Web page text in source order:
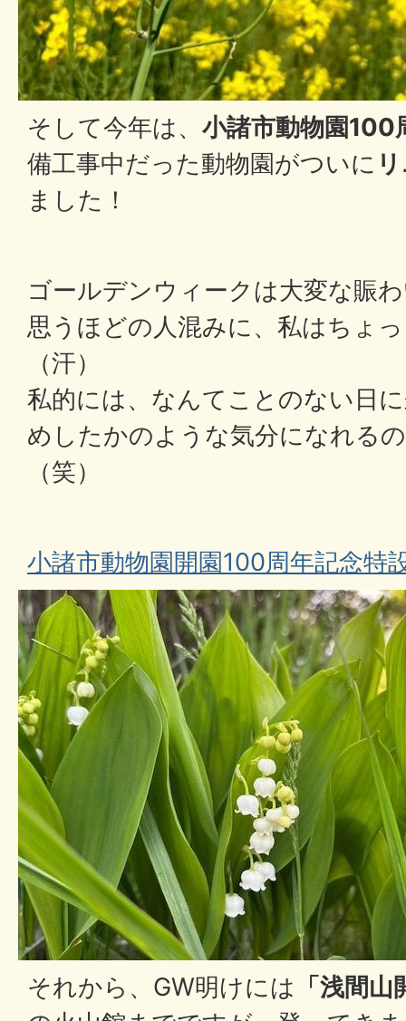
そして今年は、 小諸市動物園100
備工事中だった動物園がついに
ました！
ゴールデンウィークは大変な賑
思うほどの人混みに、私はちょ
（汗）
私的には、なんてことのない日
めしたかのような気分になれる
（笑）
小諸市動物園開園100周年記念特
それから、GW明けには 「浅間